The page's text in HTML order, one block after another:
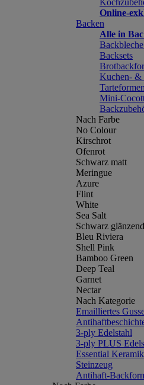
Online-
Backen
Alle in
Backsets
Kuchen- &
Tarteformen
Mini-
Nach Farbe
No Colour
Kirschrot
Ofenrot
Schwarz matt
Meringue
Azure
Flint
White
Sea Salt
Schwarz glänzend
Bleu Riviera
Shell Pink
Bamboo Green
Deep Teal
Garnet
Nectar
Nach Kategorie
Emailliertes
3-ply Edelstahl
3-ply PLUS
Essential
Steinzeug
Antihaft-